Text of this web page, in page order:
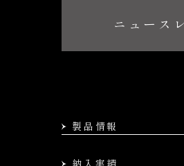
ニュース
製品情報
納入実績